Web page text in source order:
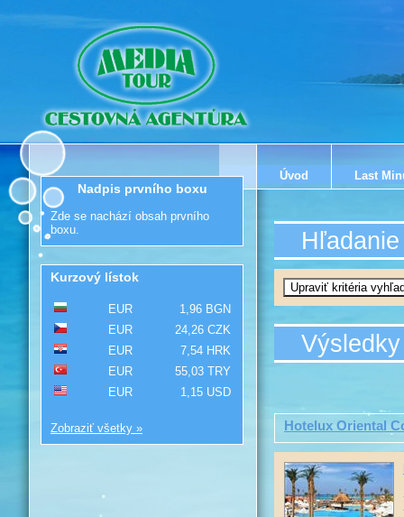
Úvod Last
Hotelux Oriental
Nadpis prvního boxu
Zde se nachází obsah prvního
boxu.
Kurzový lístok
EUR
1,96 BGN
EUR
24,26 CZK
EUR
7,54 HRK
EUR
55,03 TRY
EUR
1,15 USD
Zobraziť všetky »